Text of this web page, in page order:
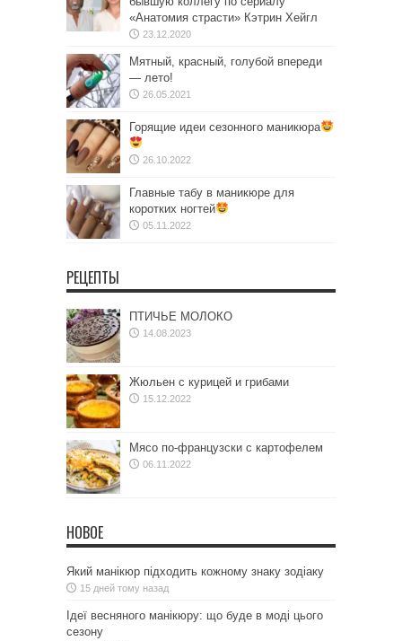
«Анатомия страсти» Кэтрин Хейгл
23.12.2020
Мятный, красный, голубой впереди
— лето!
26.05.2021
Горящие идеи сезонного маникюра
26.10.2022
Главные табу в маникюре для
коротких ногтей
05.11.2022
РЕЦЕПТЫ
ПТИЧЬЕ МОЛОКО
14.08.2023
Жюльен с курицей и грибами
15.12.2022
Мясо по-французски с картофелем
06.11.2022
НОВОЕ
Який манікюр підходить кожному знаку зодіаку
15 дней тому назад
Ідеї весняного манікюру: що буде в моді цього
сезону